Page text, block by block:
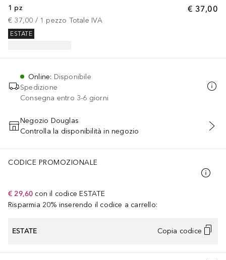
€ 37,00
1 pz
€ 37,00 / 1 pezzo Totale IVA
ESTATE
Online: Disponibile
Spedizione
Consegna entro 3-6 giorni
AGGIUNGI AL CARRELLO
Negozio Douglas
Controlla la disponibilità in negozio
CODICE PROMOZIONALE
€ 29,60 con il codice ESTATE
Risparmia 20% inserendo il codice a carrello:
ESTATE Copia codice